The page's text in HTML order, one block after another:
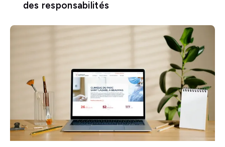
des responsabilités